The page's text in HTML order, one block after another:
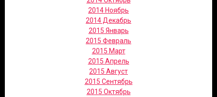
2014 Ноябрь
2014 Декабрь
2015 Январь
2015 Февраль
2015 Март
2015 Апрель
2015 Август
2015 Сентябрь
2015 Октябрь